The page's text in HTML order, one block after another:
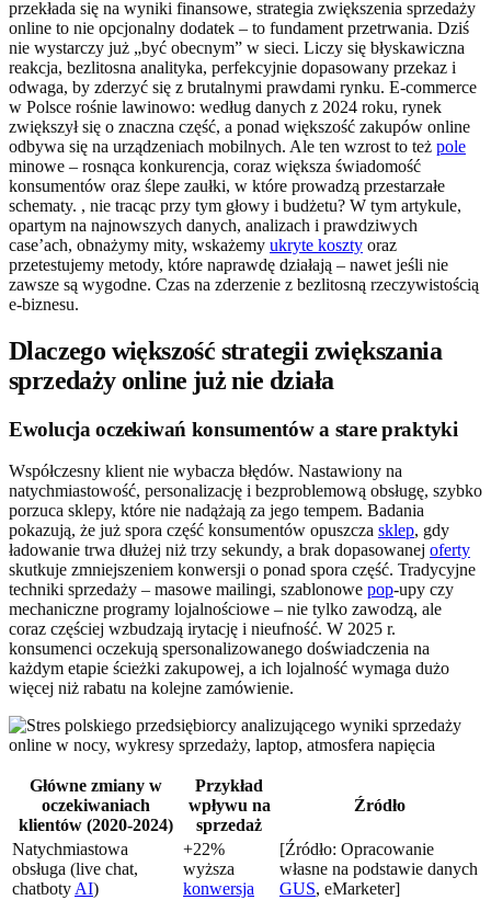
przekłada się na wyniki finansowe, strategia zwiększenia sprzedaży
online to nie opcjonalny dodatek – to fundament przetrwania. Dziś
nie wystarczy już „być obecnym” w sieci. Liczy się błyskawiczna
reakcja, bezlitosna analityka, perfekcyjnie dopasowany przekaz i
odwaga, by zderzyć się z brutalnymi prawdami rynku. E-commerce
w Polsce rośnie lawinowo: według danych z 2024 roku, rynek
zwiększył się o znaczna część, a ponad większość zakupów online
odbywa się na urządzeniach mobilnych. Ale ten wzrost to też pole
minowe – rosnąca konkurencja, coraz większa świadomość
konsumentów oraz ślepe zaułki, w które prowadzą przestarzałe
schematy. , nie tracąc przy tym głowy i budżetu? W tym artykule,
opartym na najnowszych danych, analizach i prawdziwych
case’ach, obnażymy mity, wskażemy ukryte koszty oraz
przetestujemy metody, które naprawdę działają – nawet jeśli nie
zawsze są wygodne. Czas na zderzenie z bezlitosną rzeczywistością
e-biznesu.
Dlaczego większość strategii zwiększania
sprzedaży online już nie działa
Ewolucja oczekiwań konsumentów a stare praktyki
Współczesny klient nie wybacza błędów. Nastawiony na
natychmiastowość, personalizację i bezproblemową obsługę, szybko
porzuca sklepy, które nie nadążają za jego tempem. Badania
pokazują, że już spora część konsumentów opuszcza sklep, gdy
ładowanie trwa dłużej niż trzy sekundy, a brak dopasowanej oferty
skutkuje zmniejszeniem konwersji o ponad spora część. Tradycyjne
techniki sprzedaży – masowe mailingi, szablonowe pop-upy czy
mechaniczne programy lojalnościowe – nie tylko zawodzą, ale
coraz częściej wzbudzają irytację i nieufność. W 2025 r.
konsumenci oczekują spersonalizowanego doświadczenia na
każdym etapie ścieżki zakupowej, a ich lojalność wymaga dużo
więcej niż rabatu na kolejne zamówienie.
Główne zmiany w
oczekiwaniach
klientów (2020-2024)
Przykład
wpływu na
sprzedaż
Źródło
Natychmiastowa
obsługa (live chat,
chatboty AI)
+22%
wyższa
konwersja
[Źródło: Opracowanie
własne na podstawie danych
GUS, eMarketer]